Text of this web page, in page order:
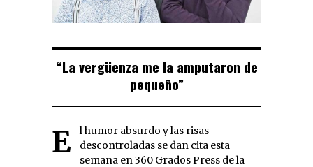
“La vergüenza me la amputaron de
pequeño”
El humor absurdo y las risas
descontroladas se dan cita esta
semana en 360 Grados Press de la